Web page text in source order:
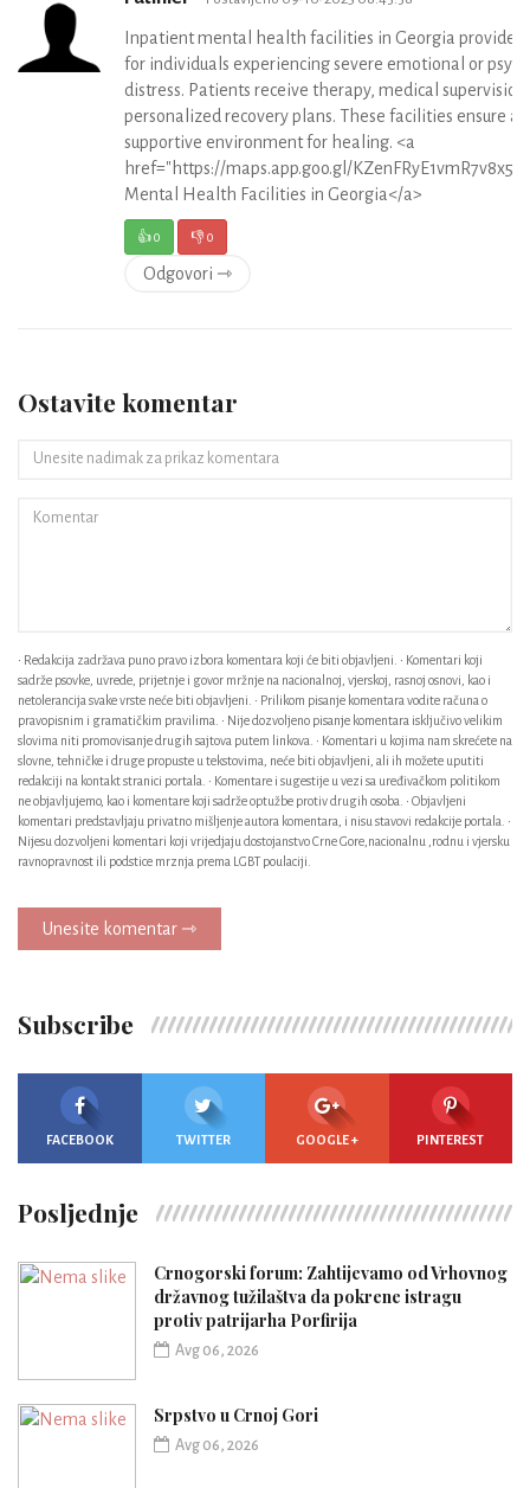
Inpatient mental health facilities in Georgia provide
for individuals experiencing severe emotional or
distress. Patients receive therapy, medical
personalized recovery plans. These facilities ensure a
supportive environment for healing. <a
href="https://maps.app.goo.gl/
Mental Health Facilities in Georgia</a>
👍0 👎0
Odgovori ⇾
Ostavite komentar
• Redakcija zadržava puno pravo izbora komentara koji će biti objavljeni. • Komentari koji
sadrže psovke, uvrede, prijetnje i govor mržnje na nacionalnoj, vjerskoj, rasnoj osnovi, kao i
netolerancija svake vrste neće biti objavljeni. • Prilikom pisanje komentara vodite računa o
pravopisnim i gramatičkim pravilima. • Nije dozvoljeno pisanje komentara isključivo velikim
slovima niti promovisanje drugih sajtova putem linkova. • Komentari u kojima nam skrećete na
slovne, tehničke i druge propuste u tekstovima, neće biti objavljeni, ali ih možete uputiti
redakciji na kontakt stranici portala. • Komentare i sugestije u vezi sa uređivačkom politikom
ne objavljujemo, kao i komentare koji sadrže optužbe protiv drugih osoba. • Objavljeni
komentari predstavljaju privatno mišljenje autora komentara, i nisu stavovi redakcije portala. •
Nijesu dozvoljeni komentari koji vrijedjaju dostojanstvo Crne Gore,nacionalnu ,rodnu i vjersku
ravnopravnost ili podstice mrznja prema LGBT poulaciji.
Unesite komentar ⇾
Subscribe
FACEBOOK TWITTER GOOGLE + PINTEREST
Posljednje
Crnogorski forum: Zahtijevamo od Vrhovnog
državnog tužilaštva da pokrene istragu
protiv patrijarha Porfirija
Avg 06, 2026
Srpstvo u Crnoj Gori
Avg 06, 2026